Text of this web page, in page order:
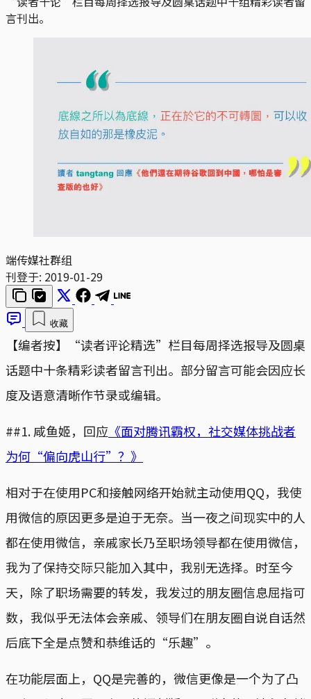
言刊出。
端传媒社群组
刊登于: 2019-01-29
收藏
【编者按】“读者评论精选”栏目每周择选报导及圆桌
话题中十条精彩读者留言刊出。部分留言可能会因应长
度及语意清晰作节录或编辑。
##1. 咸鱼姬，回应 《面对腾讯霸权，社交媒体挑战者
为何“偏向虎山行”？》
相对于在使用PC和接触网络开始就主动使用QQ，我使
用微信的原因更多是迫于无奈。当一夜之间现实中的人
都在使用微信，亲戚家长乃至职场领导都在使用微信，
我为了保持交际只能加入其中，我别无选择。时至今
天，除了职场需要的转发，我发过的朋友圈信息屈指可
数，我似乎无法体会亲戚、领导们在朋友圈自说自话然
后底下全是点赞和恭维话的“乐趣”。
在功能层面上，QQ是完善的，微信更像是一个为了凸